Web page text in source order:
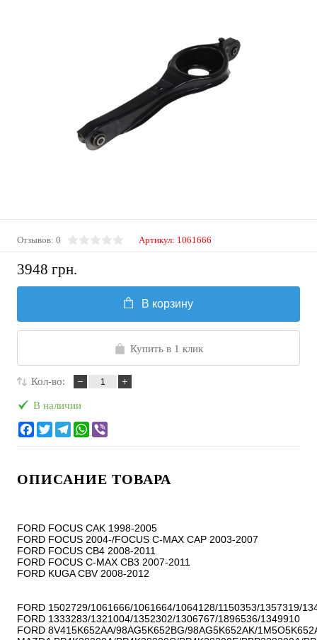
Отзывов: 0 Артикул: 1061666
3948 грн.
В корзину
Купить в 1 клик
Кол-во:
В наличии
ОПИСАНИЕ ТОВАРА
FORD FOCUS CAK 1998-2005
FORD FOCUS 2004-/FOCUS C-MAX CAP 2003-2007
FORD FOCUS CB4 2008-2011
FORD FOCUS C-MAX CB3 2007-2011
FORD KUGA CBV 2008-2012
FORD 1502729/1061666/1061664/1064128/1150353/1357319/
FORD 1333283/1321004/1352302/1306767/1896536/1349910
FORD 8V415K652AA/98AG5K652BG/98AG5K652AK/